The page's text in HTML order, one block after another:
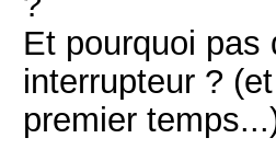
Et pourquoi pas
interrupteur ?
premier